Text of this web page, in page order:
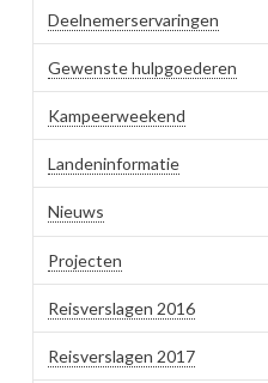
Deelnemerservaringen
Gewenste hulpgoederen
Kampeerweekend
Landeninformatie
Nieuws
Projecten
Reisverslagen 2016
Reisverslagen 2017